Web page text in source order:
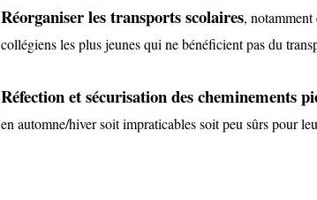
Réorganiser les transports scolaires, notamment
collégiens les plus jeunes qui ne bénéficient pas du
Réfection et sécurisation des cheminements
en automne/hiver soit impraticables soit peu sûrs pour